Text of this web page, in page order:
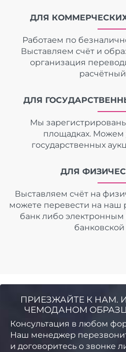
ДЛЯ
Работаем по
Выставляем счёт и
организация
расчётный
ДЛЯ
Мы
площадках. Можем
государственных
ДЛЯ
Выставляем счёт на
можете перевести на наш
банк либо
ПРИЕЗЖАЙТЕ К НАМ.
ЧЕМОДАНОМ
Консультация в любом
Наш менеджер
и договоритесь о звонке